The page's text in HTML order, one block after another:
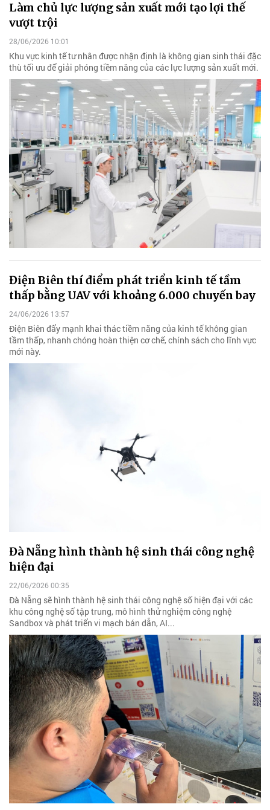
Làm chủ lực lượng sản xuất mới tạo lợi thế
vượt trội
28/06/2026 10:01
Khu vực kinh tế tư nhân được nhận định là không gian sinh thái đặc
thù tối ưu để giải phóng tiềm năng của các lực lượng sản xuất mới.
Điện Biên thí điểm phát triển kinh tế tầm
thấp bằng UAV với khoảng 6.000 chuyến bay
24/06/2026 13:57
Điện Biên đẩy mạnh khai thác tiềm năng của kinh tế không gian
tầm thấp, nhanh chóng hoàn thiện cơ chế, chính sách cho lĩnh vực
mới này.
Đà Nẵng hình thành hệ sinh thái công nghệ
hiện đại
22/06/2026 00:35
Đà Nẵng sẽ hình thành hệ sinh thái công nghệ số hiện đại với các
khu công nghệ số tập trung, mô hình thử nghiệm công nghệ
Sandbox và phát triển vi mạch bán dẫn, AI...